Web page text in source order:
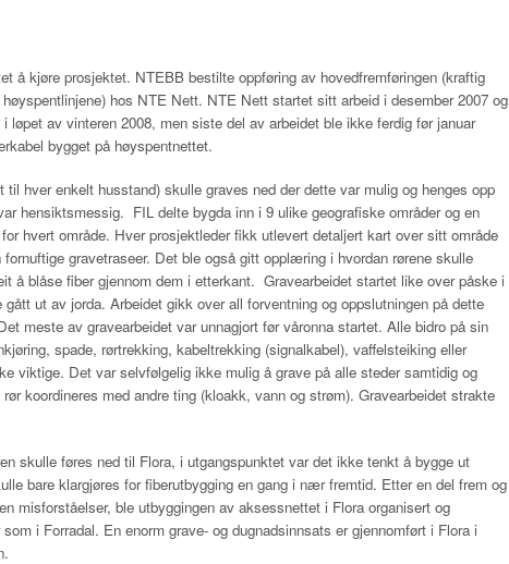
å kjøre prosjektet. NTEBB bestilte oppføring av hovedfremføringen (kraftig
hos NTE Nett. NTE Nett startet sitt arbeid i desember 2007 og
løpet av vinteren 2008, men siste del av arbeidet ble ikke ferdig før januar
bygget på høyspentnettet.
hver enkelt husstand) skulle graves ned der dette var mulig og henges opp
hensiktsmessig. FIL delte bygda inn i 9 ulike geografiske områder og en
hvert område. Hver prosjektleder fikk utlevert detaljert kart over sitt område
gravetraseer. Det ble også gitt opplæring i hvordan rørene skulle
å blåse fiber gjennom dem i etterkant. Gravearbeidet startet like over påske i
gått ut av jorda. Arbeidet gikk over all forventning og oppslutningen på dette
meste av gravearbeidet var unnagjort før våronna startet. Alle bidro på sin
spade, rørtrekking, kabeltrekking (signalkabel), vaffelsteiking eller
viktige. Det var selvfølgelig ikke mulig å grave på alle steder samtidig og
koordineres med andre ting (kloakk, vann og strøm). Gravearbeidet strakte
skulle føres ned til Flora, i utgangspunktet var det ikke tenkt å bygge ut
bare klargjøres for fiberutbygging en gang i nær fremtid. Etter en del frem og
misforståelser, ble utbyggingen av aksessnettet i Flora organisert og
i Forradal. En enorm grave- og dugnadsinnsats er gjennomført i Flora i